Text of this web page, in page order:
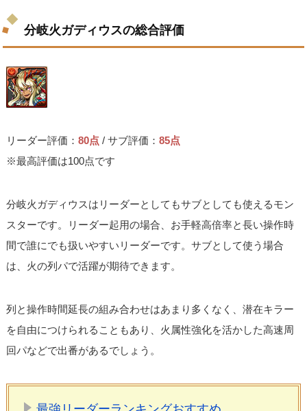
分岐火ガディウスの総合評価
リーダー評価：80点 / サブ評価：85点
※最高評価は100点です
分岐火ガディウスはリーダーとしてもサブとしても使えるモン
スターです。リーダー起用の場合、お手軽高倍率と長い操作時
間で誰にでも扱いやすいリーダーです。サブとして使う場合
は、火の列パで活躍が期待できます。
列と操作時間延長の組み合わせはあまり多くなく、潜在キラー
を自由につけられることもあり、火属性強化を活かした高速周
回パなどで出番があるでしょう。